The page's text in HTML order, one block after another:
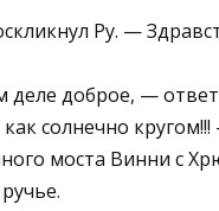
Ру. —
доброе, —
солнечно кругом!!!
моста Винни с